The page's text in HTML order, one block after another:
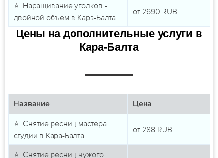
⭐ Наращивание уголков -
двойной объем в Кара-Балта
от 2690 RUB
Цены на дополнительные услуги в
Кара-Балта
Название Цена
⭐ Снятие ресниц мастера
студии в Кара-Балта
от 288 RUB
⭐ Снятие ресниц чужого